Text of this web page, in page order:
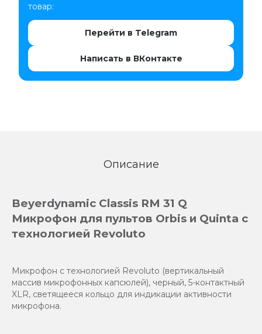
товар:
Перейти в Telegram
Написать в ВКонтакте
Описание
Beyerdynamic Classis RM 31 Q
Микрофон для пультов Orbis и Quinta с
технологией Revoluto
Микрофон с технологией Revoluto (вертикальный
массив микрофонных капсюлей), черный, 5-контактный
XLR, светящееся кольцо для индикации активности
микрофона.